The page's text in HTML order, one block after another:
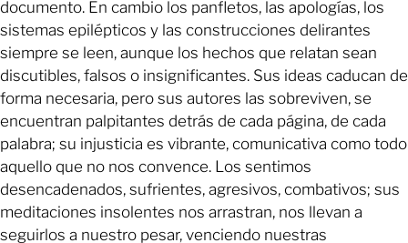
documento. En cambio los panfletos, las apologías, los
sistemas epilépticos y las construcciones delirantes
siempre se leen, aunque los hechos que relatan sean
discutibles, falsos o insignificantes. Sus ideas caducan de
forma necesaria, pero sus autores las sobreviven, se
encuentran palpitantes detrás de cada página, de cada
palabra; su injusticia es vibrante, comunicativa como todo
aquello que no nos convence. Los sentimos
desencadenados, sufrientes, agresivos, combativos; sus
meditaciones insolentes nos arrastran, nos llevan a
seguirlos a nuestro pesar, venciendo nuestras